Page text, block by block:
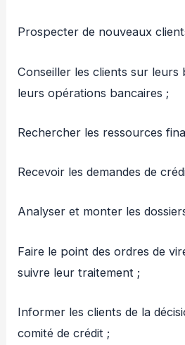
Prospecter de nouveaux
Conseiller les clients sur leurs
leurs opérations bancaires ;
Rechercher les ressources
Recevoir les demandes de
Analyser et monter les
Faire le point des ordres de
suivre leur traitement ;
Informer les clients de la
comité de crédit ;